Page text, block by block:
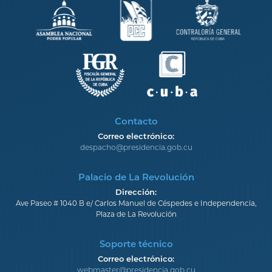
Contacto
Correo electrónico:
despacho@presidencia.gob.cu
Palacio de La Revolución
Dirección:
Ave Paseo # 1040 B e/ Carlos Manuel de Céspedes e Independencia,
Plaza de La Revolución
Soporte técnico
Correo electrónico:
webmaster@presidencia.gob.cu